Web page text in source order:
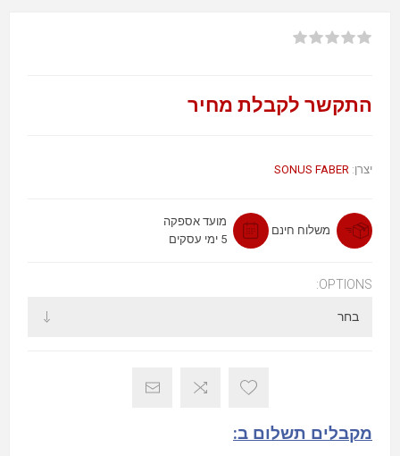
התקשר לקבלת מחיר
יצרן: SONUS FABER
משלוח חינם
מועד אספקה
5 ימי עסקים
OPTIONS:
מקבלים תשלום ב: